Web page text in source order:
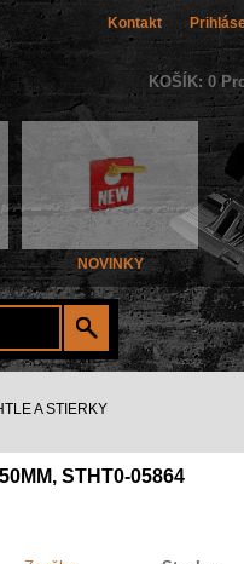
Kontakt
KOŠÍK: 0
NOVINKY
A STIERKY
STHT0-05864